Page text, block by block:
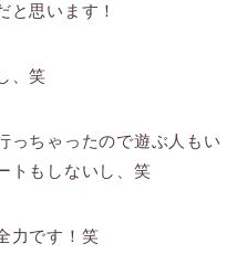
と思います！
、笑
っちゃったので遊ぶ人もい
トもしないし、笑
力です！笑